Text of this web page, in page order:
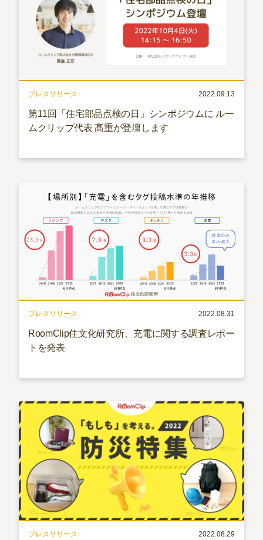
プレスリリース 2022.09.13
第11回「住宅部品点検の日」シンポジウムに ルー
ムクリップ代表 髙重が登壇します
プレスリリース 2022.08.31
RoomClip住文化研究所、充電に関する調査レポー
トを発表
プレスリリース 2022.08.29